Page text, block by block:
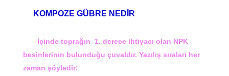
KOMPOZE GÜBRE NEDİR
İçinde toprağın 1. derece ihtiyacı olan NPK
besinlerinın bulunduğu çuvaldır. Yazılış sıraları her
zaman şöyledir: